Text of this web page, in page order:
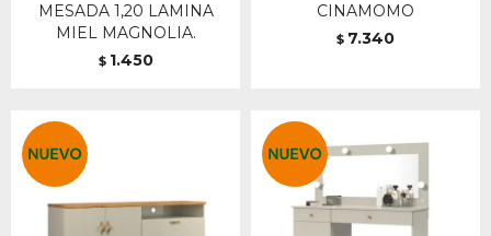
MESADA 1,20 LAMINA
MIEL MAGNOLIA.
$ 1.450
CINAMOMO
$ 7.340